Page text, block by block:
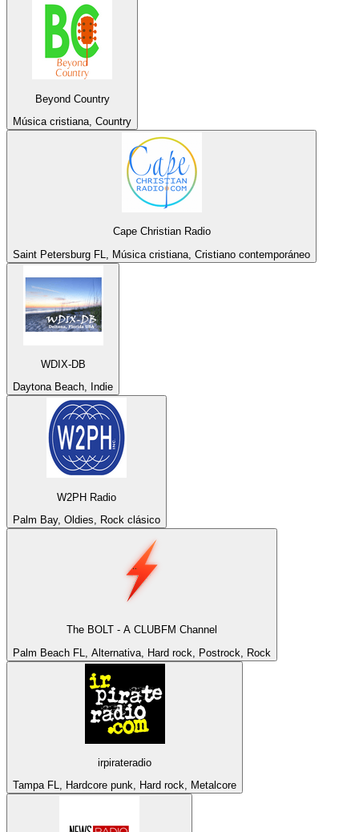
Beyond Country
Música cristiana, Country
Cape Christian Radio
Saint Petersburg FL, Música cristiana, Cristiano contemporáneo
WDIX-DB
Daytona Beach, Indie
W2PH Radio
Palm Bay, Oldies, Rock clásico
The BOLT - A CLUBFM Channel
Palm Beach FL, Alternativa, Hard rock, Postrock, Rock
irpirateradio
Tampa FL, Hardcore punk, Hard rock, Metalcore